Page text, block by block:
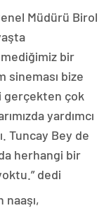
Müdürü Birol
bir
sineması bize
gerçekten çok
yardımcı
Tuncay Bey de
herhangi bir
dedi
naaşı,